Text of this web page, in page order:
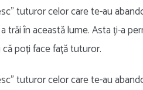
tuturor celor care te-au
trăi în această lume. Asta ți-a
poți face față tuturor.
tuturor celor care te-au